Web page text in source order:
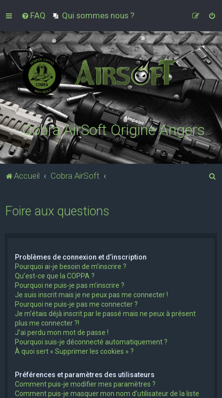
FAQ Qui sommes nous ?
Cobra AirSoft Origine Angers
Accueil Cobra AirSoft
Foire aux questions
Problèmes de connexion et d’inscription
Pourquoi ai-je besoin de m’inscrire ?
Qu’est-ce que la COPPA ?
Pourquoi ne puis-je pas m’inscrire ?
Je suis inscrit mais je ne peux pas me connecter !
Pourquoi ne puis-je pas me connecter ?
Je m’étais déjà inscrit par le passé mais ne peux à présent
plus me connecter ?!
J’ai perdu mon mot de passe !
Pourquoi suis-je déconnecté automatiquement ?
À quoi sert « Supprimer les cookies » ?
Préférences et paramètres des utilisateurs
Comment puis-je modifier mes paramètres ?
Comment puis-je masquer mon nom d’utilisateur de la liste